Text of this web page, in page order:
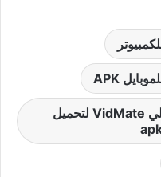
تحميل فيد ميت القديم الاصلي VidMate لتحميل